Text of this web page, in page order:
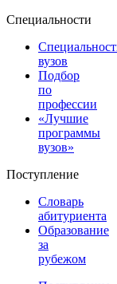
Специальности
вузов
Подбор
по
профессии
«Лучшие
программы
вузов»
Поступление
Словарь
абитуриента
Образование
за
рубежом